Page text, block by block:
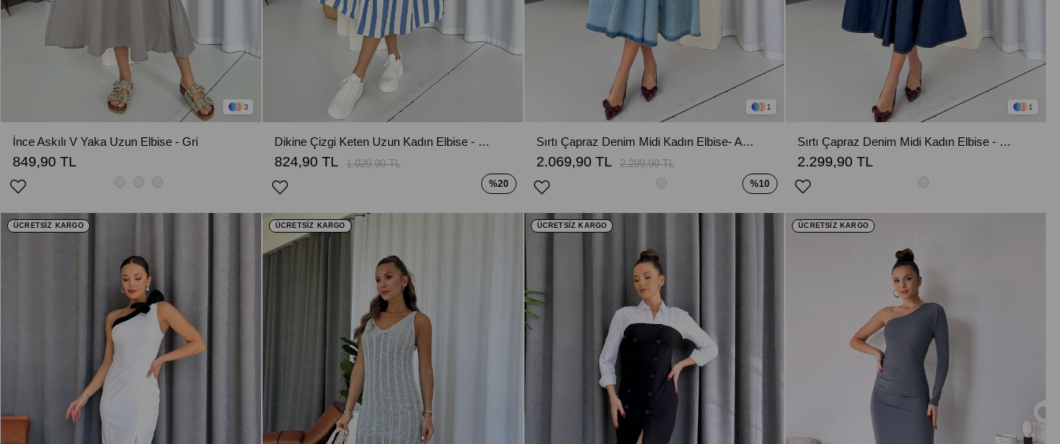
3
İnce Askılı V Yaka Uzun Elbise - Gri
849,90 TL
Dikine Çizgi Keten Uzun Kadın Elbise - Mavi
824,90 TL 1.029,90 TL
%20
1
Sırtı Çapraz Denim Midi Kadın Elbise- Açık Mavi
2.069,90 TL 2.299,90 TL
%10
1
Sırtı Çapraz Denim Midi Kadın Elbise - Koyu Mavi
2.299,90 TL
ÜCRETSİZ KARGO ÜCRETSİZ KARGO ÜCRETSİZ KARGO ÜCRETSİZ KARGO